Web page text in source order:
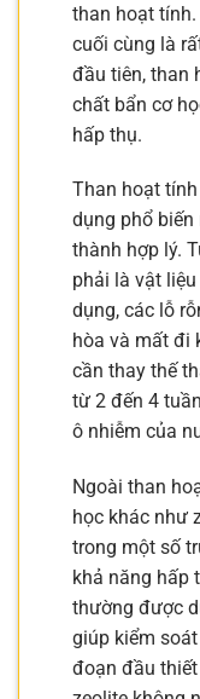
than hoạt
cuối cùng là
đầu tiên, than
chất bẩn cơ
hấp thụ.
Than hoạt
dụng phổ biến
thành hợp lý.
phải là vật
dụng, các lỗ
hòa và mất đi
cần thay thế
từ 2 đến 4
ô nhiễm của
Ngoài than
học khác như
trong một số
khả năng hấp
thường được
giúp kiểm
đoạn đầu